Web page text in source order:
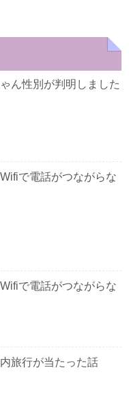
ん性別が判明しました
で電話がつながらな
で電話がつながらな
旅行が当たった話